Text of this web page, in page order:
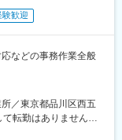
験歓迎
などの事務作業全般
／東京都品川区西五
転勤はありません。
営業所■旭川営業所■